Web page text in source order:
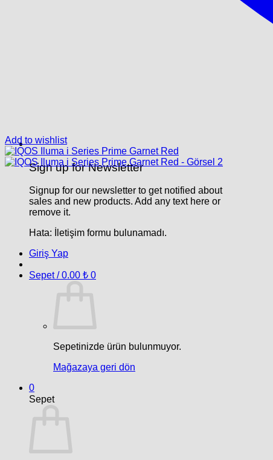
Sign up for Newsletter
Signup for our newsletter to get notified about
sales and new products. Add any text here or
remove it.
Hata: İletişim formu bulunamadı.
Giriş Yap
Sepet /0.00 ₺ 0
Sepetinizde ürün bulunmuyor.
Mağazaya geri dön
0
Sepet
Add to wishlist